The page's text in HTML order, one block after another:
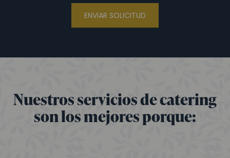
ENVIAR SOLICITUD
Nuestros servicios de catering
son los mejores porque: